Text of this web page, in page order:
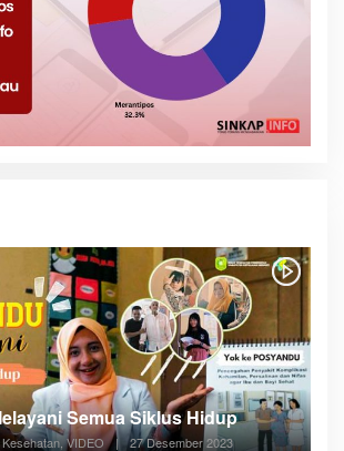
Semua Siklus Hidup
VIDEO | 27 Desember 2023